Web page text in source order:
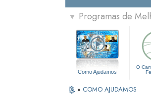
▼ Programas de
Como Ajudamos
O
» COMO AJUDAMOS